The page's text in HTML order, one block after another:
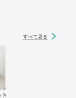
すべて見る
ヒューマンウーマン